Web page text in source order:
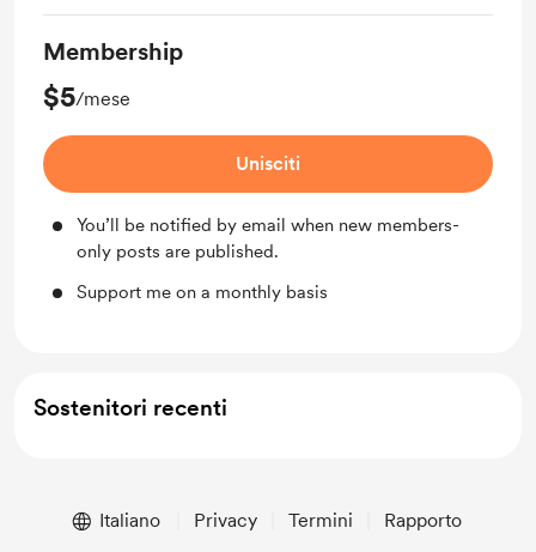
Membership
$5/mese
Unisciti
You’ll be notified by email when new members-
only posts are published.
Support me on a monthly basis
Sostenitori recenti
Italiano Privacy Termini Rapporto